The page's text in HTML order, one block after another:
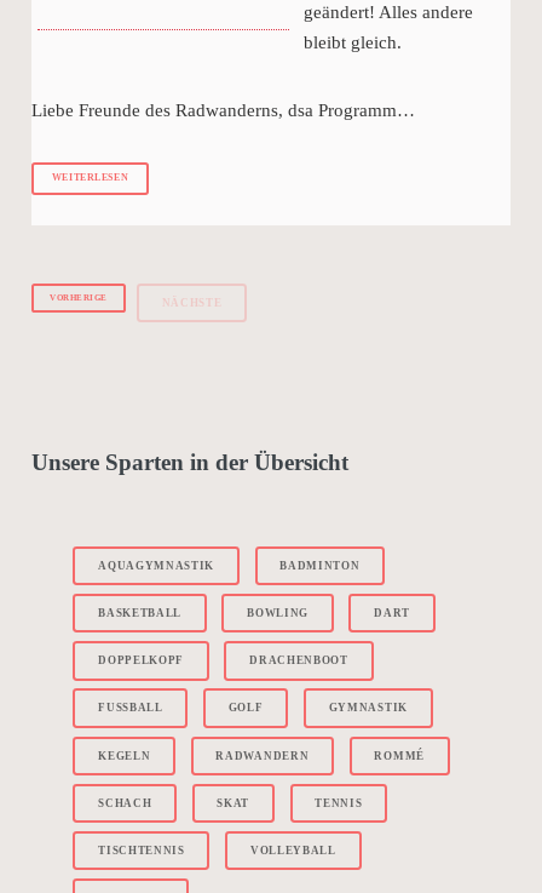
geändert! Alles andere
bleibt gleich.
Liebe Freunde des Radwanderns, dsa Programm…
WEITERLESEN
VORHERIGE NÄCHSTE
Unsere Sparten in der Übersicht
AQUAGYMNASTIK BADMINTON
BASKETBALL BOWLING DART
DOPPELKOPF DRACHENBOOT
FUSSBALL GOLF GYMNASTIK
KEGELN RADWANDERN ROMMÉ
SCHACH SKAT TENNIS
TISCHTENNIS VOLLEYBALL